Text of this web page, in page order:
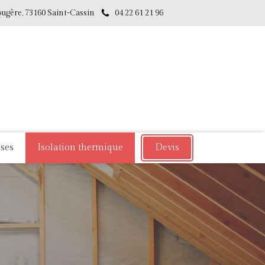
04 22 61 21 96
73160 Saint-Cassin
Isolation thermique Devis